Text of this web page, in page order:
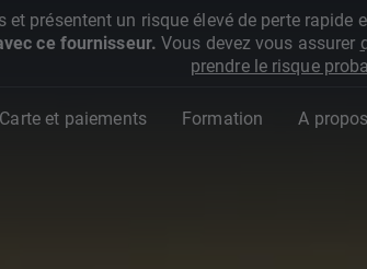
présentent un risque élevé de perte rapide
ce fournisseur. Vous devez vous assurer
prendre le risque
Carte et paiements Formation A